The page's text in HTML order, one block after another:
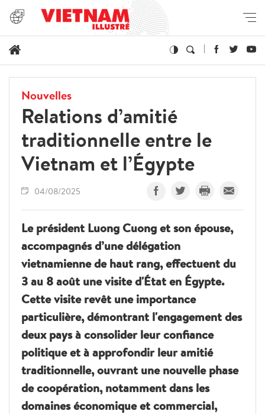
Nouvelles
Relations d’amitié
traditionnelle entre le
Vietnam et l’Égypte
04/08/2025
Le président Luong Cuong et son épouse,
accompagnés d’une délégation
vietnamienne de haut rang, effectuent du
3 au 8 août une visite d'État en Égypte.
Cette visite revêt une importance
particulière, démontrant l'engagement des
deux pays à consolider leur confiance
politique et à approfondir leur amitié
traditionnelle, ouvrant une nouvelle phase
de coopération, notamment dans les
domaines économique et commercial,